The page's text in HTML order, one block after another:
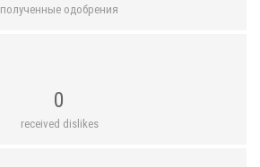
полученные одобрения
0
received dislikes